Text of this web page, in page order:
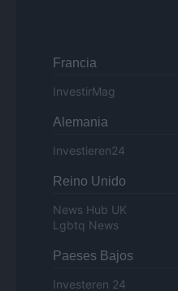
Francia
InvestirMag
Alemania
Investieren24
Reino Unido
News Hub UK
Lgbtq News
Paeses Bajos
Investeren 24